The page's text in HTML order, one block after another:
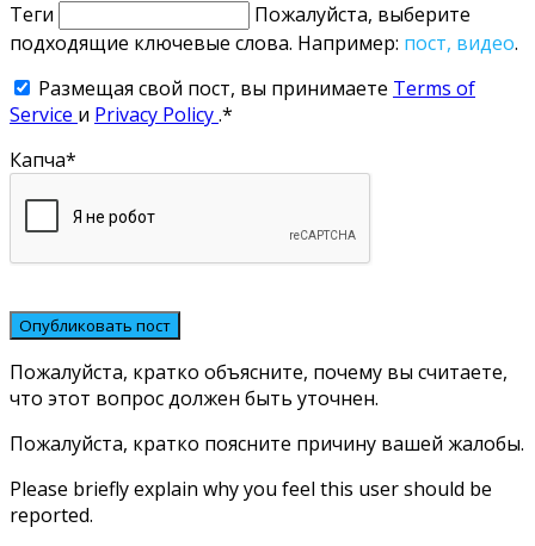
Теги
Пожалуйста, выберите
подходящие ключевые слова. Например: пост, видео.
Размещая свой пост, вы принимаете Terms of
Service и Privacy Policy.*
Капча*
Пожалуйста, кратко объясните, почему вы считаете,
что этот вопрос должен быть уточнен.
Пожалуйста, кратко поясните причину вашей жалобы.
Please briefly explain why you feel this user should be
reported.